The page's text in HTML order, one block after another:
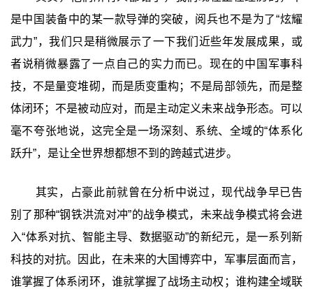
是中国装备中的某一款导弹的突破，阅兵也不是为了“炫耀
武力”，我们只是稍微展示了一下我们近些年发展成果，或
者说稍微暴露了一点自己的实力而已。现在的中国军事科
技，不是量变堆砌，而是质变重构；不是局部领先，而是整
体闭环；不是被动应对，而是主动定义未来战争形态。可以
毫不夸张地说，这完全是一场深刻、系统、全域的“体系化
跃升”，是让全世界想都想不到的跨越式进步。
其实，占豪此前就曾在分析中说过，现代战争早已告
别了那种“钢铁洪流对冲”的战争模式，未来战争模式将会进
入“体系对抗、智能主导、数据驱动”的新纪元，是一系列新
科技的对抗。因此，在未来的大国博弈中，军事层面而言，
谁掌握了体系闭环，谁就掌握了战场主动权；谁构建全域联